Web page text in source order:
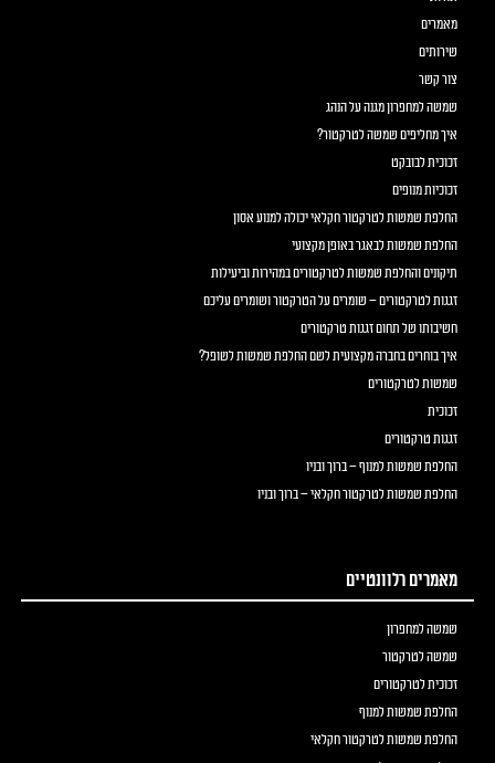
מאמרים
שירותים
צור קשר
שמשה למחפרון מגנה על הנהג
איך מחליפים שמשה לטרקטור?
זכוכית לבובקט
זכוכיות מנופים
החלפת שמשות לטרקטור חקלאי יכולה למנוע אסון
החלפת שמשות לבאגר באופן מקצועי
תיקונים והחלפת שמשות לטרקטורים במהירות וביעילות
זגגות לטרקטורים – שומרים על הטרקטור ושומרים עליכם
חשיבותו של תחום זגגות טרקטורים
איך בוחרים בחברה מקצועית לשם החלפת שמשות לשופל?
שמשות לטרקטורים
זכוכית
זגגות טרקטורים
החלפת שמשות למנוף – ברוך ובניו
החלפת שמשות לטרקטור חקלאי – ברוך ובניו
מאמרים רלוונטיים
שמשה למחפרון
שמשה לטרקטור
זכוכית לטרקטורים
החלפת שמשות למנוף
החלפת שמשות לטרקטור חקלאי